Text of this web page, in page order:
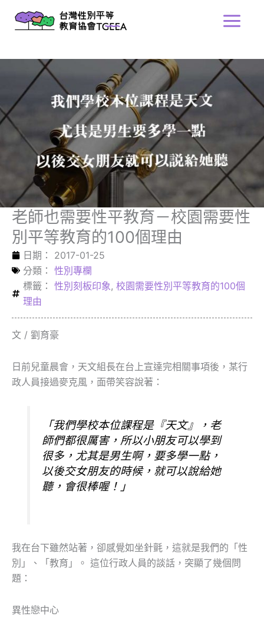
Main
老師也需要性平教育－校園需要性
別平等教育的100個理由
日期：
2017-01-25
分類： 性別專欄
標籤： 性別刻板印象 , 校園需要性別平等教育的100個
理由
文 / 劉育豪
日前兒童晨會，天文組長在台上宣達完相關事項後，某行
政人員接過麥克風，面帶笑容說著：
「我們學校本位課程是『天文』，老
師們都很厲害，所以小朋友可以學到
很多，尤其是男生啊，要多學一點，
以後交女朋友的時候，就可以說給她
聽，會很棒喔！」
我在台下雖然站著，卻感覺如坐針氈，這就是我們的「性
別」、「教育」。 這位行政人員的談話，突顯了幾個問
題：
異性戀中心